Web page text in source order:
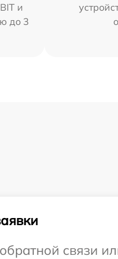
и
до 3
связи